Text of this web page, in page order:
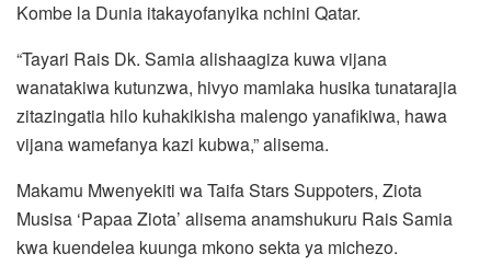
Kombe la Dunia itakayofanyika nchini Qatar.
“Tayari Rais Dk. Samia alishaagiza kuwa vijana
wanatakiwa kutunzwa, hivyo mamlaka husika tunatarajia
zitazingatia hilo kuhakikisha malengo yanafikiwa, hawa
vijana wamefanya kazi kubwa,” alisema.
Makamu Mwenyekiti wa Taifa Stars Suppoters, Ziota
Musisa ‘Papaa Ziota’ alisema anamshukuru Rais Samia
kwa kuendelea kuunga mkono sekta ya michezo.